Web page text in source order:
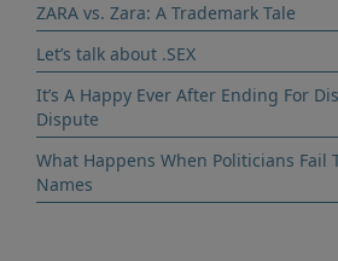
ZARA vs. Zara: A Trademark Tale
Let’s talk about .SEX
It’s A Happy Ever After Ending For
Dispute
What Happens When Politicians Fail
Names